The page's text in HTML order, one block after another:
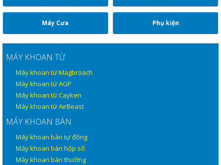
Máy Cưa Phụ kiện
MÁY KHOAN TỪ
Máy khoan từ Magbroach
Máy khoan từ AGP
Máy khoan từ Cayken
Máy khoan từ AirBeast
MÁY KHOAN BÀN
Máy khoan bàn tự động
Máy khoan bàn hộp số
Máy khoan bàn thường